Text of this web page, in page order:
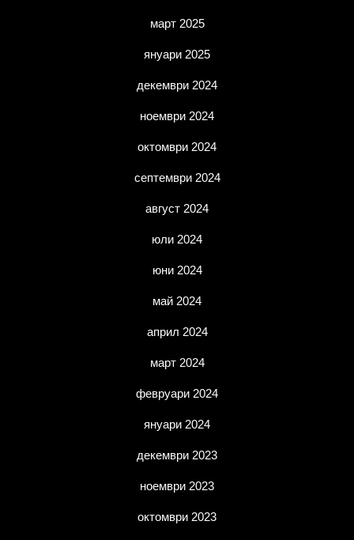
март 2025
януари 2025
декември 2024
ноември 2024
октомври 2024
септември 2024
август 2024
юли 2024
юни 2024
май 2024
април 2024
март 2024
февруари 2024
януари 2024
декември 2023
ноември 2023
октомври 2023